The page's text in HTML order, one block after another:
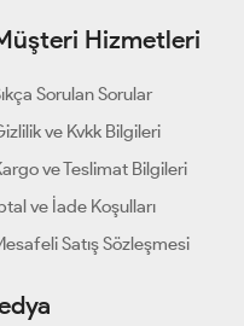
Hizmetleri
Sorulan Sorular
ve Kvkk Bilgileri
ve Teslimat Bilgileri
ve İade Koşulları
Satış Sözleşmesi